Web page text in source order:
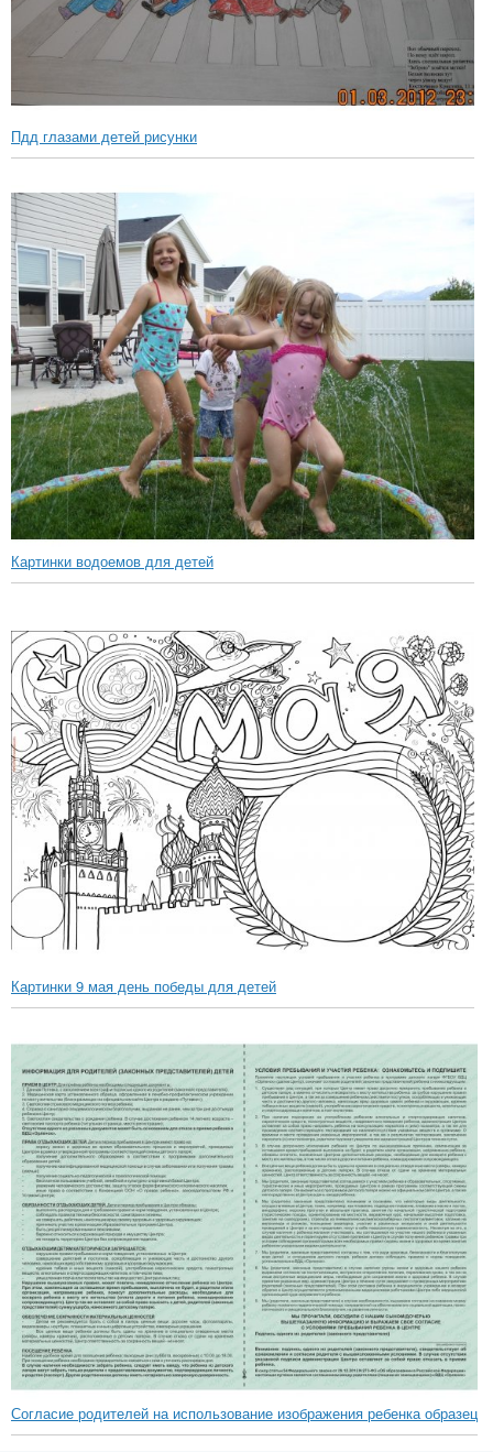
Пдд глазами детей рисунки
Картинки водоемов для детей
Картинки 9 мая день победы для детей
Согласие родителей на использование изображения ребенка образец